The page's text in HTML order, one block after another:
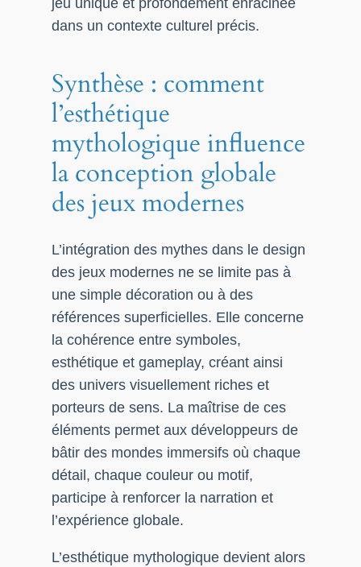
dans un contexte culturel précis.
Synthèse : comment
l’esthétique
mythologique influence
la conception globale
des jeux modernes
L’intégration des mythes dans le design
des jeux modernes ne se limite pas à
une simple décoration ou à des
références superficielles. Elle concerne
la cohérence entre symboles,
esthétique et gameplay, créant ainsi
des univers visuellement riches et
porteurs de sens. La maîtrise de ces
éléments permet aux développeurs de
bâtir des mondes immersifs où chaque
détail, chaque couleur ou motif,
participe à renforcer la narration et
l’expérience globale.
L’esthétique mythologique devient alors